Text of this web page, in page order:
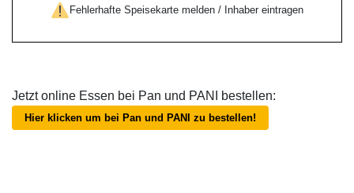
Fehlerhafte Speisekarte melden / Inhaber eintragen
Jetzt online Essen bei Pan und PANI bestellen:
Hier klicken um bei Pan und PANI zu bestellen!